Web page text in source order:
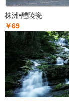
株洲•醴陵瓷
￥69